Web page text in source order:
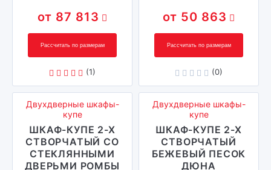
87 813
Рассчитать по размерам
(1)
50 863
Рассчитать по размерам
(0)
Двухдверные шкафы-
купе
ШКАФ-КУПЕ 2-Х
СТВОРЧАТЫЙ СО
СТЕКЛЯННЫМИ
ДВЕРЬМИ РОМБЫ
Двухдверные шкафы-
купе
ШКАФ-КУПЕ 2-Х
СТВОРЧАТЫЙ
БЕЖЕВЫЙ ПЕСОК
ДЮНА